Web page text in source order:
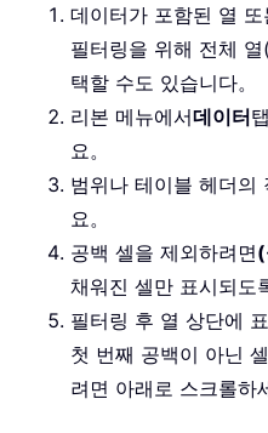
데이터가 포함된 열
필터링을 위해 전체
택할 수도 있습니다。
리본 메뉴에서데이터
요。
범위나 테이블 헤더의
요。
공백 셀을 제외하려면
채워진 셀만 표시되도
필터링 후 열 상단에
첫 번째 공백이 아닌
려면 아래로 스크롤하